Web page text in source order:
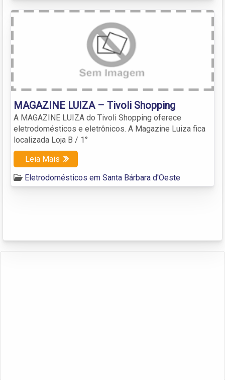
MAGAZINE LUIZA – Tivoli Shopping
A MAGAZINE LUIZA do Tivoli Shopping oferece
eletrodomésticos e eletrônicos. A Magazine Luiza fica
localizada Loja B / 1°
Leia Mais
Eletrodomésticos em Santa Bárbara d'Oeste